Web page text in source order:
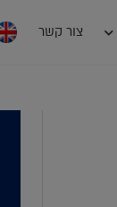
צור קשר